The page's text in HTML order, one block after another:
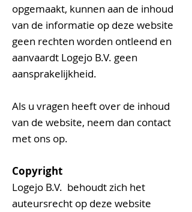
opgemaakt, kunnen aan de inhoud
van de informatie op deze website
geen rechten worden ontleend en
aanvaardt Logejo B.V. geen
aansprakelijkheid.
Als u vragen heeft over de inhoud
van de website, neem dan contact
met ons op.
Copyright
Logejo B.V. behoudt zich het
auteursrecht op deze website